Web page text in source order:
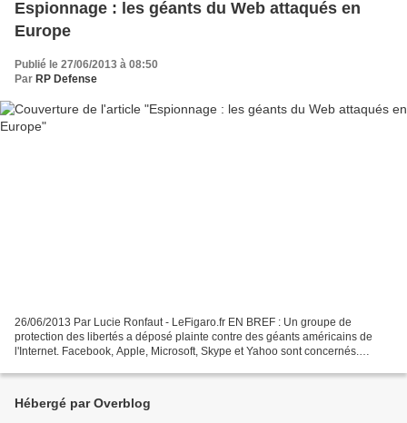
Espionnage : les géants du Web attaqués en
Europe
Publié le 27/06/2013 à 08:50
Par RP Defense
26/06/2013 Par Lucie Ronfaut - LeFigaro.fr EN BREF : Un groupe de
protection des libertés a déposé plainte contre des géants américains de
l'Internet. Facebook, Apple, Microsoft, Skype et Yahoo sont concernés.
Hébergé par Overblog